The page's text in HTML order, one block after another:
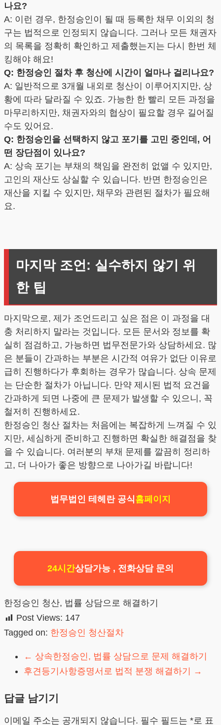
나요?
A: 이런 경우, 한정승인이 될 때 등록한 채무 이외의 청
구는 법적으로 인정되지 않습니다. 그러나 모든 채권자
의 목록을 정확히 확인하고 제출했는지는 다시 한번 체
킹해야 해요!
Q: 한정승인 절차 후 청산에 시간이 얼마나 걸리나요?
A: 일반적으로 3개월 내외로 청산이 이루어지지만, 상
황에 따라 달라질 수 있죠. 가능한 한 빨리 모든 과정을
마무리하지만, 채권자와의 협상이 필요할 경우 길어질
수도 있어요.
Q: 한정승인을 선택하지 않고 포기를 고민 중인데, 어
떤 장단점이 있나요?
A: 상속 포기는 부채의 책임을 완전히 없앨 수 있지만,
고인의 재산도 상실할 수 있습니다. 반면 한정승인은
재산을 지킬 수 있지만, 채무와 관련된 절차가 필요해
요.
마지막 조언: 실수하지 않기 위
한 팁
마지막으로, 제가 조언드리고 싶은 점은 이 과정을 대
충 처리하지 말라는 것입니다. 모든 문서와 정보를 확
실히 점검하고, 가능하면 법무전문가와 상담하세요. 많
은 분들이 간과하는 부분은 시간적 여유가 없단 이유로
급히 진행하다가 후회하는 경우가 많습니다. 상속 문제
는 단순한 절차가 아닙니다. 만약 제시된 법적 요건을
간과하게 되면 나중에 큰 문제가 발생할 수 있으니, 꼭
철저히 진행하세요.
한정승인 청산 절차는 처음에는 복잡하게 느껴질 수 있
지만, 세심하게 준비하고 진행하면 확실한 해결점을 찾
을 수 있습니다. 여러분의 부채 문제를 깔끔히 정리하
고, 더 나아가 좋은 방향으로 나아가길 바랍니다!
법무법인 테헤란 공식홈페이지
24시간상담가능 , 전화상담 문의
한정승인 청산, 법률 상담으로 해결하기
Post Views: 147
Tagged on: 한정승인 청산절차
← 상속한정승인, 법률 상담으로 문제 해결하기
후견등기사항증명서로 법적 분쟁 해결하기
→
답글 남기기
이메일 주소는 공개되지 않습니다. 필수 필드는 *로 표